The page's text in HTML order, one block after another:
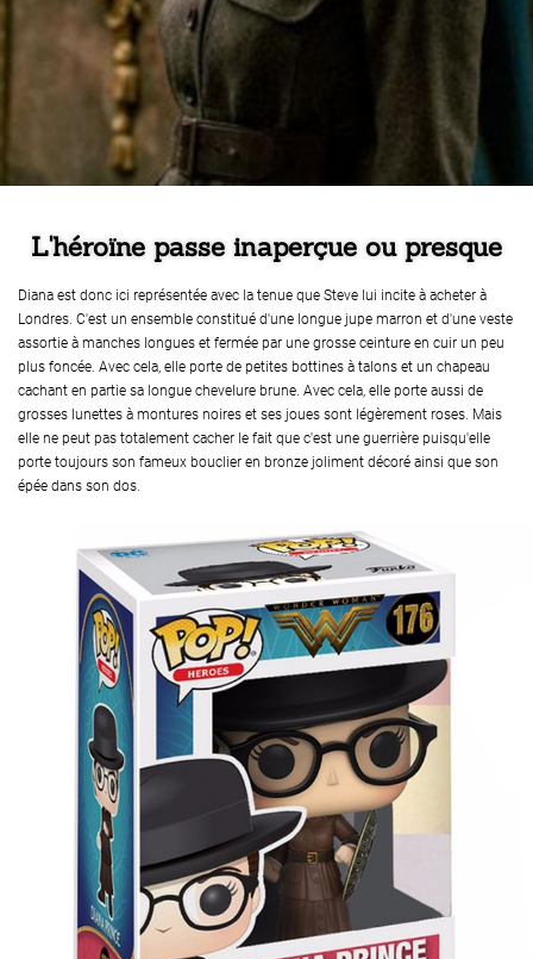
L'héroïne passe inaperçue ou presque
Diana est donc ici représentée avec la tenue que Steve lui incite à acheter à
Londres. C'est un ensemble constitué d'une longue jupe marron et d'une veste
assortie à manches longues et fermée par une grosse ceinture en cuir un peu
plus foncée. Avec cela, elle porte de petites bottines à talons et un chapeau
cachant en partie sa longue chevelure brune. Avec cela, elle porte aussi de
grosses lunettes à montures noires et ses joues sont légèrement roses. Mais
elle ne peut pas totalement cacher le fait que c'est une guerrière puisqu'elle
porte toujours son fameux bouclier en bronze joliment décoré ainsi que son
épée dans son dos.